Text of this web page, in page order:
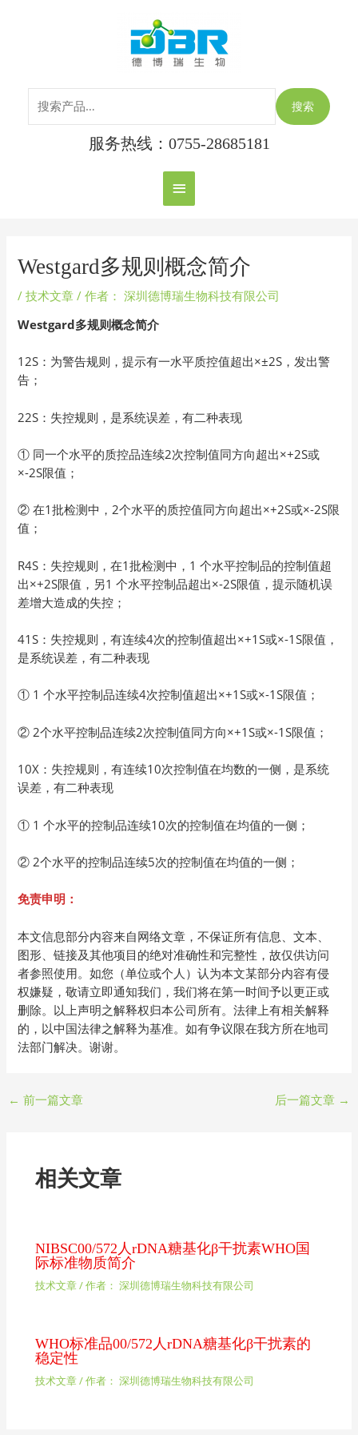
主
菜
单
搜索
服务热线：0755-28685181
Westgard多规则概念简介
/技术文章 / 作者： 深圳德博瑞生物科技有限公司
Westgard多规则概念简介
12S：为警告规则，提示有一水平质控值超出×±2S，发出警
告；
22S：失控规则，是系统误差，有二种表现
① 同一个水平的质控品连续2次控制值同方向超出×+2S或
×-2S限值；
② 在1批检测中，2个水平的质控值同方向超出×+2S或×-2S限
值；
R4S：失控规则，在1批检测中，1 个水平控制品的控制值超
出×+2S限值，另1 个水平控制品超出×-2S限值，提示随机误
差增大造成的失控；
41S：失控规则，有连续4次的控制值超出×+1S或×-1S限值，
是系统误差，有二种表现
① 1 个水平控制品连续4次控制值超出×+1S或×-1S限值；
② 2个水平控制品连续2次控制值同方向×+1S或×-1S限值；
10X：失控规则，有连续10次控制值在均数的一侧，是系统
误差，有二种表现
① 1 个水平的控制品连续10次的控制值在均值的一侧；
② 2个水平的控制品连续5次的控制值在均值的一侧；
免责申明：
本文信息部分内容来自网络文章，不保证所有信息、文本、
图形、链接及其他项目的绝对准确性和完整性，故仅供访问
者参照使用。如您（单位或个人）认为本文某部分内容有侵
权嫌疑，敬请立即通知我们，我们将在第一时间予以更正或
删除。以上声明之解释权归本公司所有。法律上有相关解释
的，以中国法律之解释为基准。如有争议限在我方所在地司
法部门解决。谢谢。
← 前一篇文章 后一篇文章 →
相关文章
NIBSC00/572人rDNA糖基化β干扰素WHO国
际标准物质简介
技术文章/ 作者： 深圳德博瑞生物科技有限公司
WHO标准品00/572人rDNA糖基化β干扰素的
稳定性
技术文章/ 作者： 深圳德博瑞生物科技有限公司